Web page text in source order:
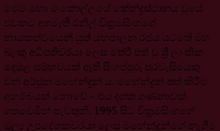
මෙම මහා මංකොල්ලයේ කේන්ද්‍රස්ථානය වූයේ
එවකට අගමැති රනිල් වික්‍රමසිංහගේ
නායකත්වයෙන් යුත් යහපාලන රජය යටතේ මහ
බැංකු අධිපතිවරයා ලෙස තේරී පත් වූ ශ්‍රී ලාංකික
දෙමළ සම්භවයක් ඇති සිංගප්පූරු පුරවැසියෙකු
වන අර්ජුන මහේන්ද්‍රන් ය. මහේන්ද්‍රන් පත් කිරීම
අහම්බයක් නොවේ – එය දශක ගණනාවක්
ගතවෙමින් පැවතුනි. 1995 සිට වික්‍රමසිංහගේ
මූල්‍ය උපදේශකවරයා ලෙස මහේන්ද්‍රන්ගේ නැගීම